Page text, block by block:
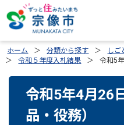
ホーム 分類から探す しご
令和５年度入札結果
令和5
令和5年4月26
品・役務）